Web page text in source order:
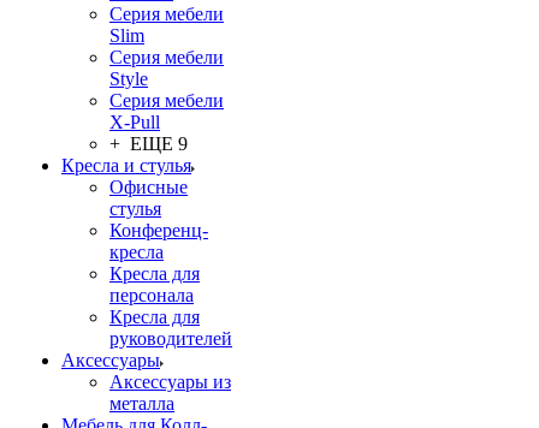
Серия мебели
Slim
Серия мебели
Style
Серия мебели
X-Pull
+ ЕЩЕ 9
Кресла и стулья
Офисные
стулья
Конференц-
кресла
Кресла для
персонала
Кресла для
руководителей
Аксессуары
Аксессуары из
металла